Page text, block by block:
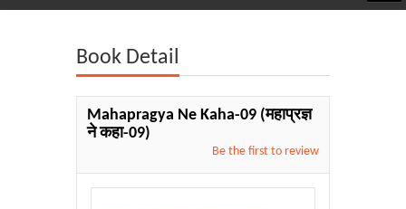
Sambodhi App
Book Detail
Mahapragya Ne Kaha-09 (महाप्रज्ञ
ने कहा-09)
Be the first to review